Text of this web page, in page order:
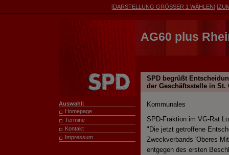
[DARSTELLUNG GRÖSSER 1 WÄHLEN] [
AG60 plus
Auswahl:
Homepage
Termine
Kontakt
Impressum
SPD begrüßt
der Geschäftsstelle in St.
Kommunales
SPD-Fraktion im VG-Rat
"Die jetzt getroffene
Zweckverbands 'Oberes
entgegen des ersten